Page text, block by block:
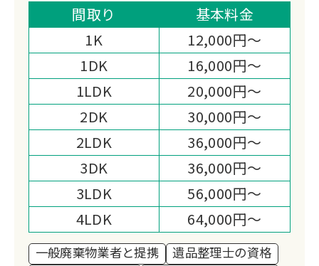
遺品整理士の資格を持つスタッフが貴重
品の捜索に責任を持ち、当日現金での高
価買取まで対応する体制が選ばれる理由
です。
間取り
基本料金
1K
12,000円～
1DK
16,000円～
1LDK
20,000円～
2DK
30,000円～
2LDK
36,000円～
3DK
36,000円～
3LDK
56,000円～
4LDK
64,000円～
一般廃棄物業者と提携
遺品整理士の資格